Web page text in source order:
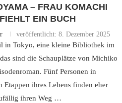
– FRAU KOMACHI
EIN BUCH
veröffentlicht: 8. Dezember 2025
in Tokyo, eine kleine Bibliothek im
sind die Schauplätze von Michiko
Fünf Personen in
Etappen ihres Lebens finden eher
ihren Weg …